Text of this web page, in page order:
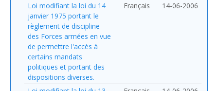
Loi modifiant la loi du 14
janvier 1975 portant le
règlement de discipline
des Forces armées en vue
de permettre l'accès à
certains mandats
politiques et portant des
dispositions diverses.
Français 14-06-2006